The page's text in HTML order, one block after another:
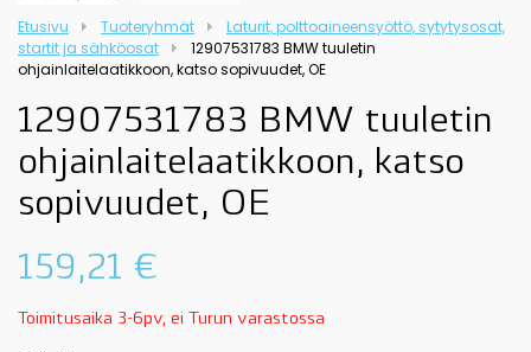
Etusivu Tuoteryhmät
Laturit, polttoaineensyöttö, sytytysosat,
startit ja sähköosat
12907531783 BMW tuuletin
ohjainlaitelaatikkoon, katso sopivuudet, OE
12907531783 BMW tuuletin
ohjainlaitelaatikkoon, katso
sopivuudet, OE
159,21 €
Toimitusaika 3-6pv, ei Turun varastossa